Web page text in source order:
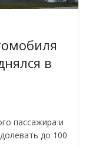
в
пассажира и
до 100